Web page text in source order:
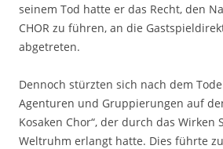
seinem Tod hatte er das Recht, den
CHOR zu führen, an die
abgetreten.
Dennoch stürzten sich nach dem
Agenturen und Gruppierungen auf
Kosaken Chor“, der durch das Wirken
Weltruhm erlangt hatte. Dies führte